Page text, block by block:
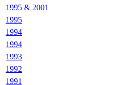
1995 & 2001
1995
1994
1994
1993
1992
1991